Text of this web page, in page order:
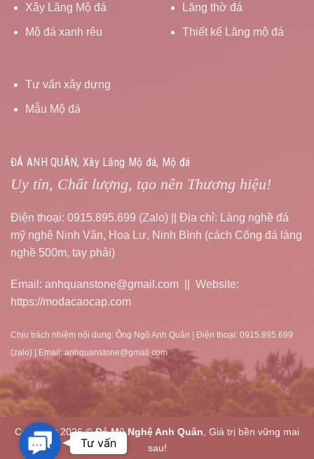
Xây Lăng Mộ đá
Mộ đá xanh rêu
Lăng thờ đá
Thiết kế Lăng mộ đá
Tư vấn xây dựng
Mẫu Mộ đá
ĐÁ ANH QUÂN, Xây Lăng Mộ đá, Mộ đá
Uy tín, Chất lượng, tạo nên Thương hiệu!
Điện thoại: 0915.895.699 (Zalo) || Địa chỉ: Làng nghề đá
mỹ nghệ Ninh Vân, Hoa Lư, Ninh Bình (cách Cổng đá làng
nghề 500m, tay phải)
Email: anhquanstone@gmail.com || Website:
https://modacaocap.com
Chịu trách nhiệm nội dung: Ông Ngô Anh Quân | Điện thoại: 0915.895.699
(zalo) | Email: anhquanstone@gmail.com
Copyright 2026 ©Đá Mỹ Nghệ Anh Quân , Giá trị bền vững mai
sau!
ContactTư vấn